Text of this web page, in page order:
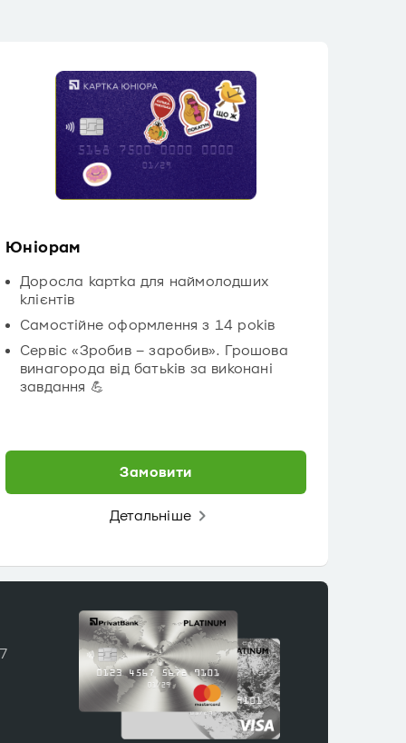
Юніорам
Доросла картка для наймолодших
клієнтів
Самостійне оформлення з 14 років
Сервіс «Зробив – заробив». Грошова
винагорода від батьків за виконані
завдання 💪
Замовити
Детальніше